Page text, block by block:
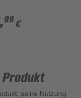
,99 €
Produkt
seine Nutzung